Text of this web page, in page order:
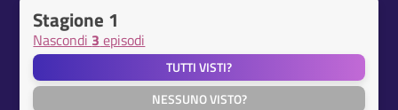
Stagione 1
Nascondi 3 episodi
TUTTI VISTI?
NESSUNO VISTO?